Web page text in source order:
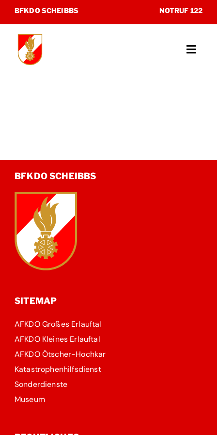
Inhalt
springen
BFKDO SCHEIBBS NOTRUF 122
Museum
BFKDO SCHEIBBS
SITEMAP
AFKDO Großes Erlauftal
AFKDO Kleines Erlauftal
AFKDO Ötscher-Hochkar
Katastrophenhilfsdienst
Sonderdienste
Museum